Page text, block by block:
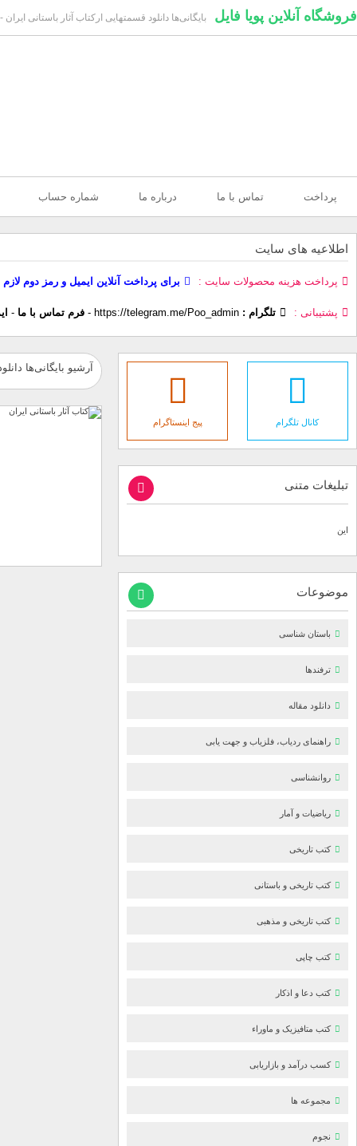
فروشگاه آنلاین پویا فایل بایگانی‌ها دانلود قسمتهایی ارکتاب آثار باستانی ایران
پرداخت تماس با ما درباره ما شماره حساب
اطلاعیه های سایت
پرداخت هزینه محصولات سایت برای پرداخت آنلاین ایمیل و رمز دوم
پشتیبانی تلگرام : https://telegram.me/Poo_admin
- فرم تماس با ما -
آرشیو بایگانی‌ها
کانال تلگرام پیج اینستاگرام
تبلیغات متنی
این
موضوعات
باستان شناسی
ترفندها
دانلود مقاله
راهنمای ردیاب، فلزیاب و جهت یابی
روانشناسی
ریاضیات و آمار
کتب تاریخی
کتب تاریخی و باستانی
کتب تاریخی و مذهبی
کتب چاپی
کتب دعا و اذکار
کتب متافیزیک و ماوراء
کسب درآمد و بازاریابی
مجموعه ها
نجوم